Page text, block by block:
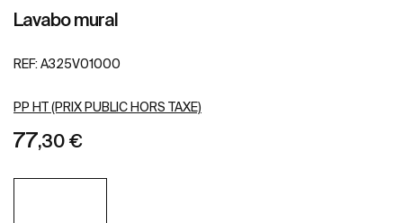
Lavabo mural
REF: A325V01000
PP HT (PRIX PUBLIC HORS TAXE)
77,30 €